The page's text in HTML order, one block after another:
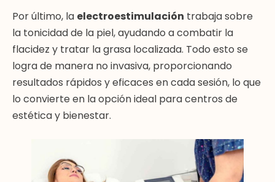
Por último, la electroestimulación trabaja sobre
la tonicidad de la piel, ayudando a combatir la
flacidez y tratar la grasa localizada. Todo esto se
logra de manera no invasiva, proporcionando
resultados rápidos y eficaces en cada sesión, lo que
lo convierte en la opción ideal para centros de
estética y bienestar.